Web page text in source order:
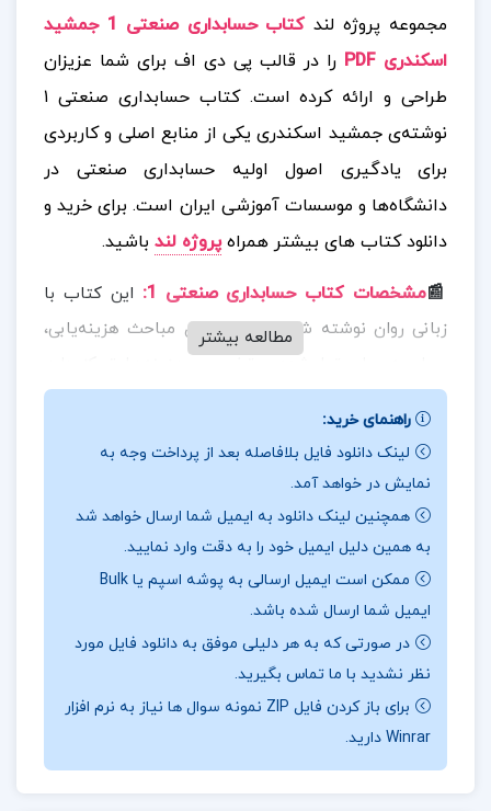
مجموعه پروژه لند
کتاب حسابداری صنعتی 1 جمشید
اسکندری PDF
را در قالب پی دی اف برای شما عزیزان
طراحی و ارائه کرده است. کتاب حسابداری صنعتی ۱
نوشته‌ی جمشید اسکندری یکی از منابع اصلی و کاربردی
برای یادگیری اصول اولیه حسابداری صنعتی در
دانشگاه‌ها و موسسات آموزشی ایران است. برای خرید و
دانلود کتاب های بیشتر همراهپروژه لند باشید.
📰مشخصات کتاب حسابداری صنعتی 1 : این کتاب با
زبانی روان نوشته شده و بیشتر روی مباحث هزینه‌یابی،
این کتاب دارای مثال‌های عددی زیادی است که یادگیری را
آسان‌تر می‌کند، اما برای کسانی که به دنبال تحلیل‌های
پیشرفته هستند، ممکن است کافی نباشد.
📰بخشی از کتاب حسابداری صنعتی 1 :از جمله
موضوعات کلیدی که پوشش داده می‌شود می‌توان به
تعریف و طبقه‌بندی هزینه‌ها (ثابت، متغیر، مستقیم،
غیرمستقیم)، روش‌های هزینه‌یابی (سفارش کار، مرحله‌ای،
استاندارد، مستقیم)، و حسابداری مواد، دستمزد و سربار
اشاره کرد.
مطالعه بیشتر
راهنمای خرید:
لینک دانلود فایل بلافاصله بعد از پرداخت وجه به
نمایش در خواهد آمد.
همچنین لینک دانلود به ایمیل شما ارسال خواهد شد
به همین دلیل ایمیل خود را به دقت وارد نمایید.
ممکن است ایمیل ارسالی به پوشه اسپم یا Bulk
ایمیل شما ارسال شده باشد.
در صورتی که به هر دلیلی موفق به دانلود فایل مورد
نظر نشدید با ما تماس بگیرید.
برای باز کردن فایل ZIP نمونه سوال ها نیاز به نرم افزار
Winrar دارید.